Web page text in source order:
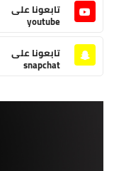
تابعونا على
youtube
تابعونا على
snapchat